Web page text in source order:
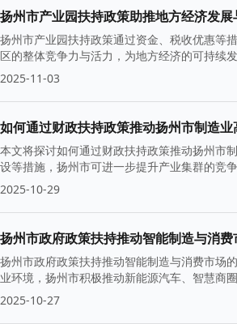
扬州市产业园扶持政策助推地方经济发
扬州市产业园扶持政策通过资金、税收优惠等
区的整体竞争力与活力，为地方经济的可持续
2025-11-03
如何通过财政扶持政策推动扬州市制造业
本文将探讨如何通过财政扶持政策推动扬州市
设等措施，扬州市可进一步提升产业集群的竞
2025-10-29
扬州市政府政策扶持推动智能制造与消
扬州市政府政策扶持推动智能制造与消费市场
业环境，扬州市积极推动新能源汽车、智慧商
2025-10-27